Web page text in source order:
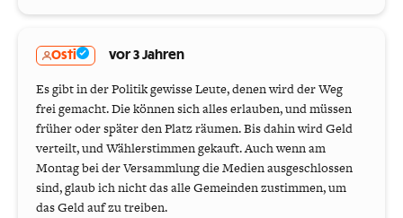
Osti vor 3 Jahren
Es gibt in der Politik gewisse Leute, denen wird der Weg
frei gemacht. Die können sich alles erlauben, und müssen
früher oder später den Platz räumen. Bis dahin wird Geld
verteilt, und Wählerstimmen gekauft. Auch wenn am
Montag bei der Versammlung die Medien ausgeschlossen
sind, glaub ich nicht das alle Gemeinden zustimmen, um
das Geld auf zu treiben.